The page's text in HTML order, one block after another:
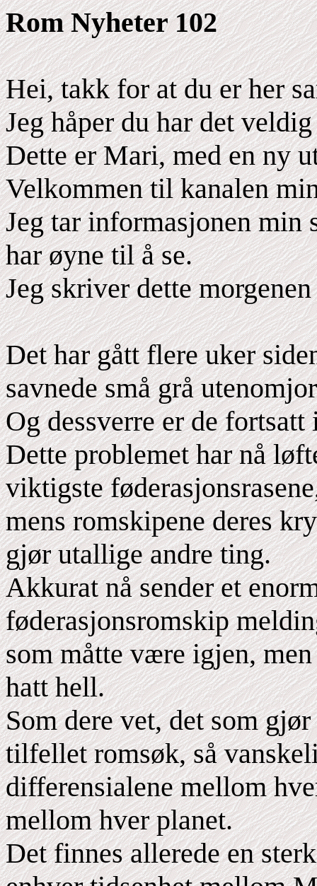
Rom Nyheter 102
Hei, takk for at du er her
Jeg håper du har det
Dette er Mari, med en ny
Velkommen til kanalen
Jeg tar informasjonen
har øyne til å se.
Jeg skriver dette
Det har gått flere uker
savnede små grå
Og dessverre er de
Dette problemet har nå
viktigste
mens romskipene deres
gjør utallige andre ting.
Akkurat nå sender et
føderasjonsromskip
som måtte være igjen,
hatt hell.
Som dere vet, det som
tilfellet romsøk, så
differensialene mellom
mellom hver planet.
Det finnes allerede en